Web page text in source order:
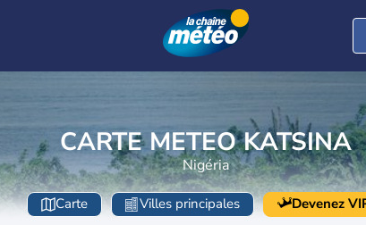
CARTE METEO KATSINA
Nigéria
Carte Villes principales Devenez